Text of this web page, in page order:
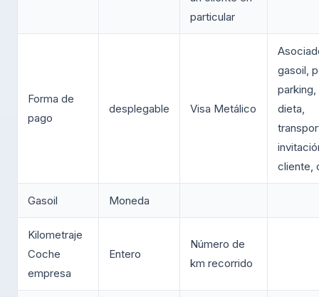
particular
Forma de
pago
desplegable Visa Metálico
gasoil,
dieta,
cliente,
Gasoil Moneda
Kilometraje
Coche
empresa
Entero
Número de
km recorrido